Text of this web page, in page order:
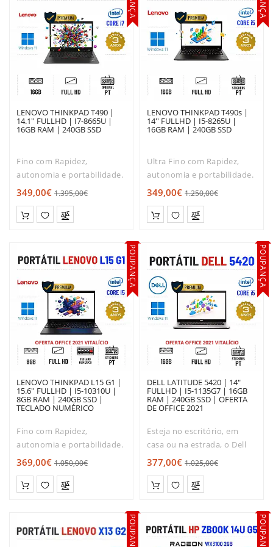
LENOVO THINKPAD T490 |
14.1'' FULLHD | I7-8665U |
16GB RAM | 240GB SSD
Fino com Rapidez,
autonomia e portabilidade.
Se são estas as
valoriza num portátil, então
tamanho compacto,..
349,00€ 1.395,00€
LENOVO THINKPAD T490s |
14'' FULLHD | I5-8265U |
16GB RAM | 240GB SSD
Ultra Fino com Rapidez,
autonomia e portabilidade.
Se são estas as
valoriza num portátil, então
Apesar d..
349,00€ 1.250,00€
POUPANÇA
LENOVO THINKPAD L15 G1 |
15.6'' FULLHD | I5-10310U |
8GB RAM | 240GB SSD |
TECLADO NUMÉRICO
Fino com Rapidez,
autonomia e portabilidade.
Se são estas as
valoriza num portátil, então
incluída, da qua..
369,00€ 1.050,00€
POUPANÇA
DELL LATITUDE 5420 | 14"
FULLHD | I5-1135G7 | 16GB
RAM | 240GB SSD | OFERTA
DE OFFICE 2021
Esteja no escritório, em
casa ou na estrada, o Dell
Latitude™ 5420 está
para todo o lado.
que p..
377,00€ 1.025,00€
POUPANÇA POUPANÇA